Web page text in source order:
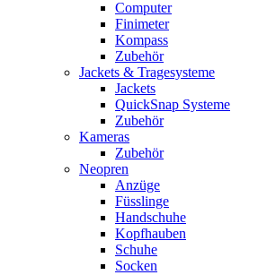
Computer
Finimeter
Kompass
Zubehör
Jackets & Tragesysteme
Jackets
QuickSnap Systeme
Zubehör
Kameras
Zubehör
Neopren
Anzüge
Füsslinge
Handschuhe
Kopfhauben
Schuhe
Socken